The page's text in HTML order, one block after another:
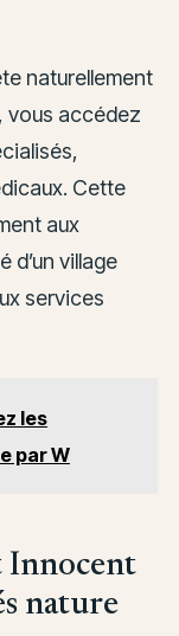
naturellement
vous accédez
Cette
aux
d’un village
services
les
par W
Innocent
nature